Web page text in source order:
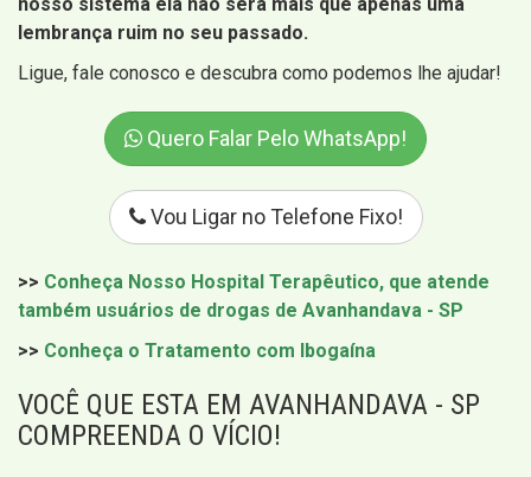
nosso sistema ela não será mais que apenas uma
lembrança ruim no seu passado.
Ligue, fale conosco e descubra como podemos lhe ajudar!
Quero Falar Pelo WhatsApp!
Vou Ligar no Telefone Fixo!
>> Conheça Nosso Hospital Terapêutico, que atende
também usuários de drogas de Avanhandava - SP
>> Conheça o Tratamento com Ibogaína
VOCÊ QUE ESTA EM AVANHANDAVA - SP
COMPREENDA O VÍCIO!